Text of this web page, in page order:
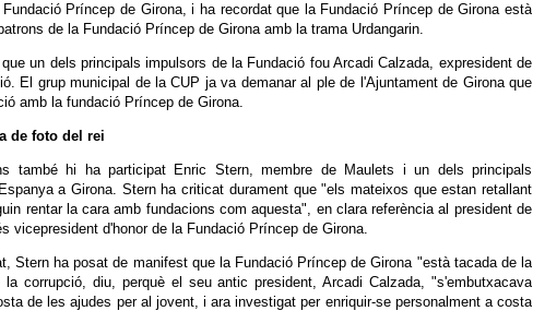
Príncep de Girona, i ha recordat que la Fundació Príncep de Girona està
de la Fundació Príncep de Girona amb la trama Urdangarin.
un dels principals impulsors de la Fundació fou Arcadi Calzada, expresident de
El grup municipal de la CUP ja va demanar al ple de l'Ajuntament de Girona que
amb la fundació Príncep de Girona.
de foto del rei
també hi ha participat Enric Stern, membre de Maulets i un dels principals
a Girona. Stern ha criticat durament que "els mateixos que estan retallant
rentar la cara amb fundacions com aquesta", en clara referència al president de
vicepresident d'honor de la Fundació Príncep de Girona.
Stern ha posat de manifest que la Fundació Príncep de Girona "està tacada de la
corrupció, diu, perquè el seu antic president, Arcadi Calzada, "s'embutxacava
de les ajudes per al jovent, i ara investigat per enriquir-se personalment a costa